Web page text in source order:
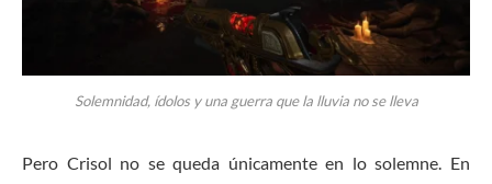
Solemnidad, ídolos y una guerra que la lluvia no se lleva
Pero Crisol no se queda únicamente en lo solemne. En